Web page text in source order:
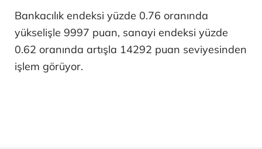
Bankacılık endeksi yüzde 0.76 oranında
yükselişle 9997 puan, sanayi endeksi yüzde
0.62 oranında artışla 14292 puan seviyesinden
işlem görüyor.